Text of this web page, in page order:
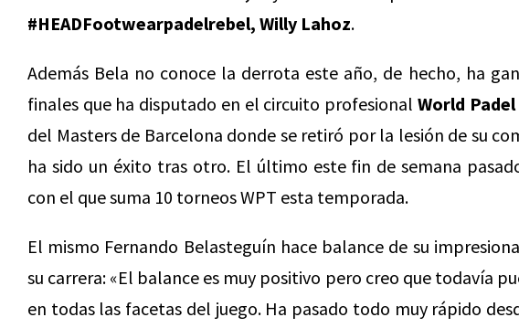
#HEADFootwearpadelrebel, Willy Lahoz.
Además Bela no conoce la derrota este año, de hecho, ha
finales que ha disputado en el circuito profesional World Padel
del Masters de Barcelona donde se retiró por la lesión de su
ha sido un éxito tras otro. El último este fin de semana
con el que suma 10 torneos WPT esta temporada.
El mismo Fernando Belasteguín hace balance de su
su carrera: «El balance es muy positivo pero creo que todavía
en todas las facetas del juego. Ha pasado todo muy rápido